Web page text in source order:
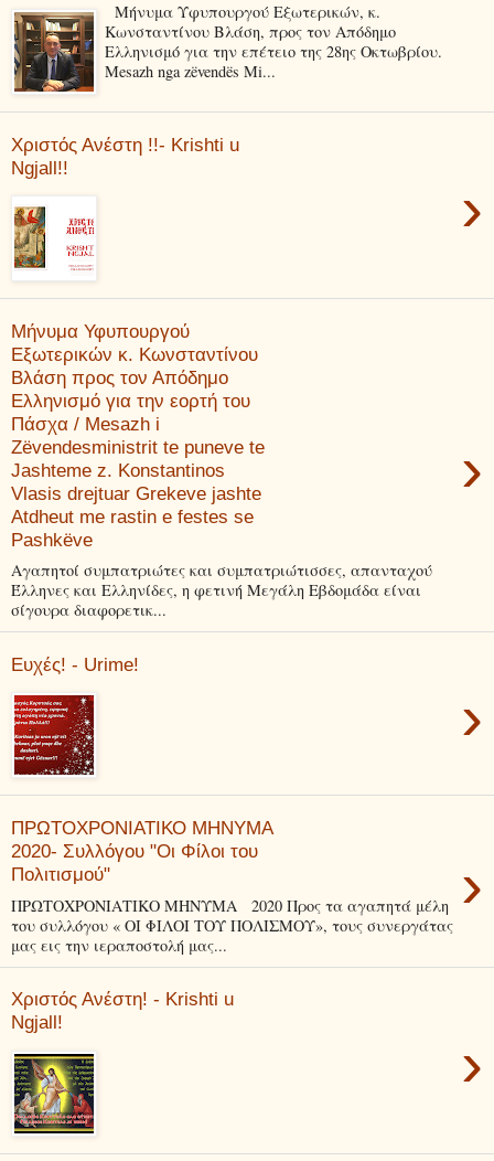
Μήνυμα Υφυπουργού Εξωτερικών, κ.
Κωνσταντίνου Βλάση, προς τον Απόδημο
Ελληνισμό για την επέτειο της 28ης Οκτωβρίου.
Mesazh nga zëvendës Mi...
Χριστός Ανέστη !!- Krishti u
Ngjall!!
›
Μήνυμα Υφυπουργού
Εξωτερικών κ. Κωνσταντίνου
Βλάση προς τον Απόδημο
Ελληνισμό για την εορτή του
Πάσχα / Mesazh i
Zëvendesministrit te puneve te
Jashteme z. Konstantinos
Vlasis drejtuar Grekeve jashte
Atdheut me rastin e festes se
Pashkëve
›
Αγαπητοί συμπατριώτες και συμπατριώτισσες, απανταχού
Έλληνες και Ελληνίδες, η φετινή Μεγάλη Εβδομάδα είναι
σίγουρα διαφορετικ...
Ευχές! - Urime!
›
ΠΡΩΤΟΧΡΟΝΙΑΤΙΚΟ ΜΗΝΥΜΑ
2020- Συλλόγου "Οι Φίλοι του
Πολιτισμού"
›
ΠΡΩΤΟΧΡΟΝΙΑΤΙΚΟ ΜΗΝΥΜΑ 2020 Προς τα αγαπητά μέλη
του συλλόγου « ΟΙ ΦΙΛΟΙ ΤΟΥ ΠΟΛΙΣΜΟΥ», τους συνεργάτας
μας εις την ιεραποστολή μας...
Χριστός Ανέστη! - Krishti u
Ngjall!
›